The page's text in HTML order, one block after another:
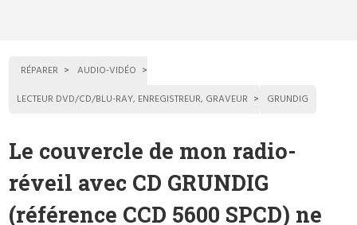
RÉPARER
AUDIO-VIDÉO
LECTEUR DVD/CD/BLU-RAY, ENREGISTREUR, GRAVEUR
GRUNDIG
Le couvercle de mon radio-
réveil avec CD GRUNDIG
(référence CCD 5600 SPCD) ne